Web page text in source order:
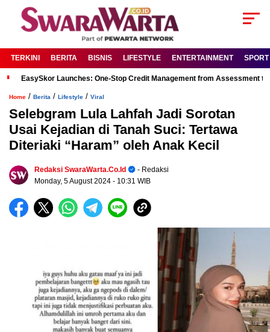
TERKINI BERITA BISNIS LIFESTYLE ENTERTAINMENT SPORT
EasySkor Launches: One-Stop Credit Management from Assessment
Home / Berita / Lifestyle / Viral
Selebgram Lula Lahfah Jadi Sorotan
Usai Kejadian di Tanah Suci: Tertawa
Diteriaki “Haram” oleh Anak Kecil
Redaksi SwaraWarta.co.id
- Redaksi
Monday, 5 August 2024 - 10:31 WIB